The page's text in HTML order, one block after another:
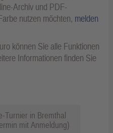
Archiv und PDF-
nutzen möchten, melden
können Sie alle Funktionen
Informationen finden Sie
Turnier in Bremthal
mit Anmeldung)